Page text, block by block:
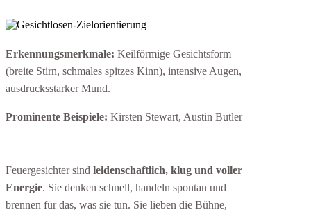
Erkennungsmerkmale: Keilförmige Gesichtsform
(breite Stirn, schmales spitzes Kinn), intensive Augen,
ausdrucksstarker Mund.
Prominente Beispiele: Kirsten Stewart, Austin Butler
Feuergesichter sind leidenschaftlich, klug und voller
Energie. Sie denken schnell, handeln spontan und
brennen für das, was sie tun. Sie lieben die Bühne,